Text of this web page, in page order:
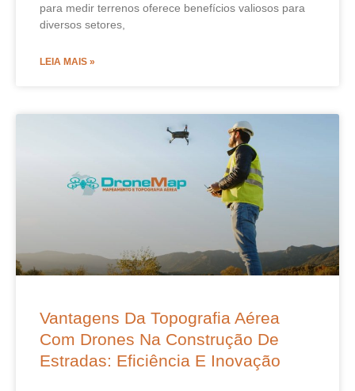
para medir terrenos oferece benefícios valiosos para
diversos setores,
LEIA MAIS »
Vantagens Da Topografia Aérea
Com Drones Na Construção De
Estradas: Eficiência E Inovação